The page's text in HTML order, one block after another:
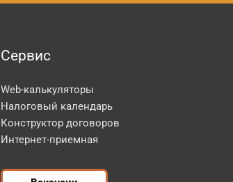
Сервис
Web-калькуляторы
Налоговый календарь
Конструктор договоров
Интернет-приемная